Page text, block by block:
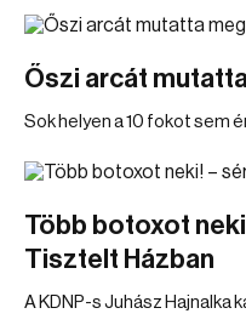
Őszi arcát
Sok helyen a 10 fokot sem
Több botoxot
Tisztelt Házban
A KDNP-s Juhász Hajnalka